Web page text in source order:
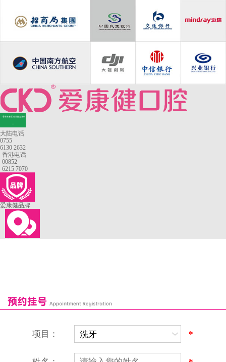
—香港长者医疗券指定牙科
大陆电话
0755
6130 2632
香港电话
00852
6215 7070
爱康健品牌
恒乐口腔诊所
富港口腔诊所
项目： *